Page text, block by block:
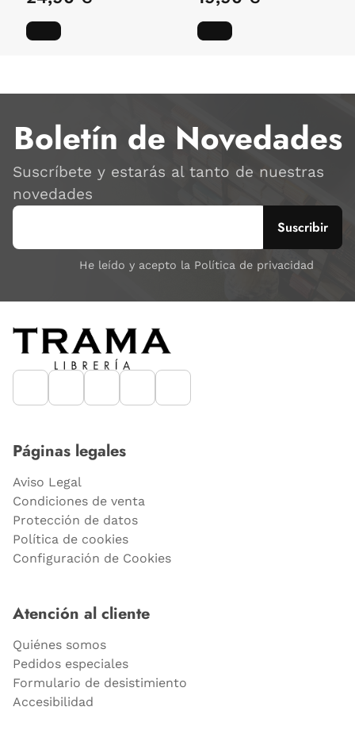
Boletín de Novedades
Suscríbete y estarás al tanto de nuestras
novedades
He leído y acepto la Política de privacidad
Páginas legales
Aviso Legal
Condiciones de venta
Protección de datos
Política de cookies
Configuración de Cookies
Atención al cliente
Quiénes somos
Pedidos especiales
Formulario de desistimiento
Accesibilidad